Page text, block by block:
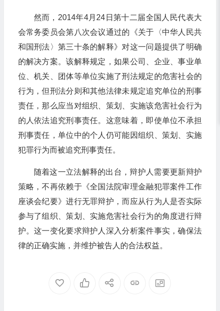
然而，2014年4月24日第十二届全国人民代表大
会常务委员会第八次会议通过的《关于〈中华人民共
和国刑法〉第三十条的解释》对这一问题提供了明确
的解决方案。该解释规定，如果公司、企业、事业单
位、机关、团体等单位实施了刑法规定的危害社会的
行为，但刑法分则和其他法律未规定追究单位的刑事
责任，那么应当对组织、策划、实施该危害社会行为
的人依法追究刑事责任。这意味着，即使单位不承担
刑事责任，单位中的个人仍可能因组织、策划、实施
犯罪行为而被追究刑事责任。
随着这一立法解释的出台，辩护人需要更新辩护
策略，不再依赖于《全国法院审理金融犯罪案件工作
座谈会纪要》进行无罪辩护，而应从行为人是否实际
参与了组织、策划、实施危害社会行为的角度进行辩
护。这一变化要求辩护人深入分析案件事实，确保法
律的正确实施，并维护被告人的合法权益。